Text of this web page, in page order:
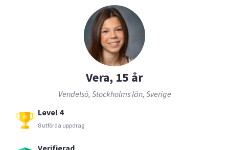
Vera, 15 år
Vendelsö, Stockholms län, Sverige
Level 4
8 utförda uppdrag
Verifierad